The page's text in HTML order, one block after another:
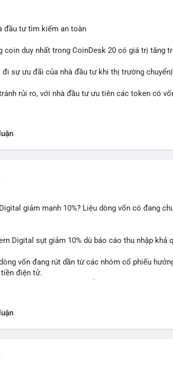
đầu tư tìm kiếm an toàn
coin duy nhất trong CoinDesk 20 có giá trị tăng
sự ưu đãi của nhà đầu tư khi thị trường
rủi ro, với nhà đầu tư ưu tiên các token có
giảm mạnh 10%? Liệu dòng vốn có đang
Digital sụt giảm 10% dù báo cáo thu nhập khả
vốn đang rút dần từ các nhóm cổ phiếu
điện tử.
#marketanalysis